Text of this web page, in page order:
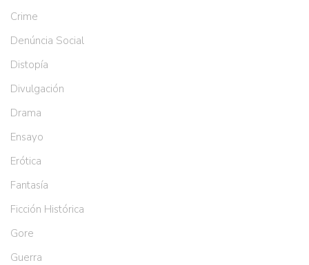
Crime
Denúncia Social
Distopía
Divulgación
Drama
Ensayo
Erótica
Fantasía
Ficción Histórica
Gore
Guerra